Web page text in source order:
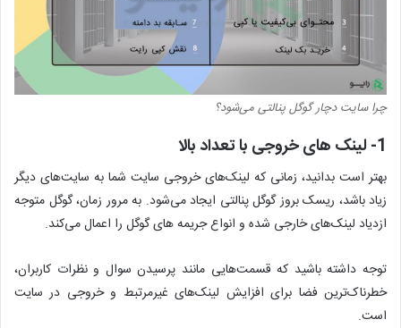
چرا سایت دچار گوگل پنالتی می‌شود؟
1- لینک های خروجی با تعداد بالا
بهتر است بدانید، زمانی که لینک‌های خروجی سایت شما به سایت‌های دیگر
زیاد باشد، ریسک بروز گوگل پنالتی ایجاد می‌شود. به مرور زمان، گوگل متوجه
ازدیاد لینک‌های خارجی شده و انواع جریمه های گوگل را اعمال می‌کند.
توجه داشته باشید که قسمت‌هایی مانند پرسیدن سوال و نظرات کاربران،
خطرناک‌ترین فضا برای افزایش لینک‌های غیرمرتبط و خروجی در سایت
است.